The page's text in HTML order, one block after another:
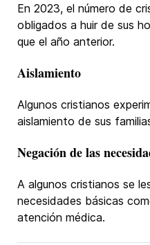
En 2023, el número de
obligados a huir de sus
que el año anterior.
Aislamiento
Algunos cristianos
aislamiento de sus
Negación de las
A algunos cristianos se
necesidades básicas
atención médica.